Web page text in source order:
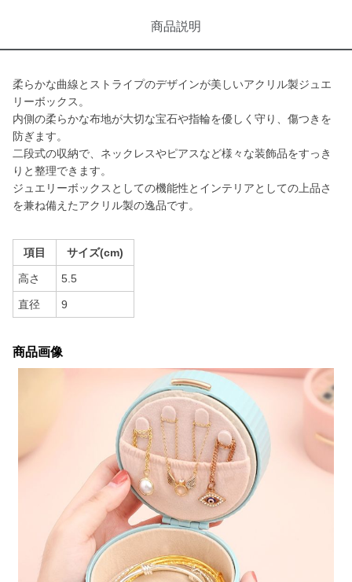
商品説明
柔らかな曲線とストライプのデザインが美しいアクリル製ジュエ
リーボックス。
内側の柔らかな布地が大切な宝石や指輪を優しく守り、傷つきを
防ぎます。
二段式の収納で、ネックレスやピアスなど様々な装飾品をすっき
りと整理できます。
ジュエリーボックスとしての機能性とインテリアとしての上品さ
を兼ね備えたアクリル製の逸品です。
項目 サイズ(cm)
高さ 5.5
直径 9
商品画像